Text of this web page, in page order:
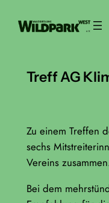
Inhalt
Treff AG
Zu einem Treffen
sechs
Vereins
Bei dem